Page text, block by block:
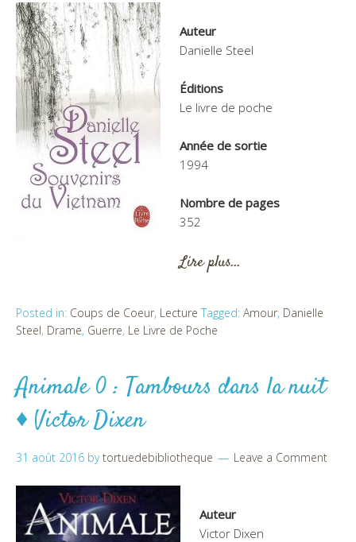
Auteur
Danielle Steel
Éditions
Le livre de poche
Année de sortie
1994
Nombre de pages
352
Lire plus…
Posted in: Coups de Coeur, Lecture Tagged: Amour, Danielle
Steel, Drame, Guerre, Le Livre de Poche
Animale 0 : Tambours dans la nuit
♦ Victor Dixen
31 août 2016 bytortuedebibliotheque Leave a Comment
Auteur
Victor Dixen